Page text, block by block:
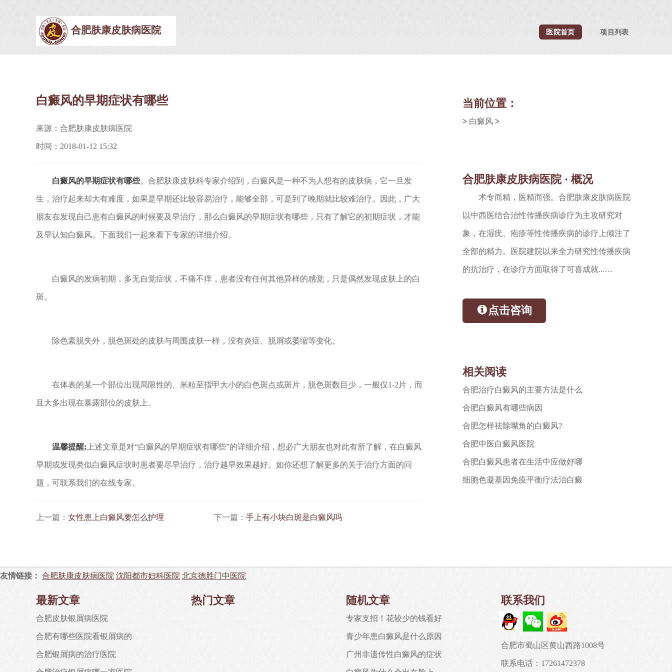
合肥肤康皮肤病医院 医院首页 项目列表
白癜风的早期症状有哪些
来源：合肥肤康皮肤病医院
时间：2018-01-12 15:32
白癜风的早期症状有哪些。合肥肤康皮肤科专家介绍到，白癜风是一种不为人想有的皮肤病，它一旦发
生，治疗起来却大有难度，如果是早期还比较容易治疗，能够全部，可是到了晚期就比较难治疗。因此，广大
朋友在发现自己患有白癜风的时候要及早治疗，那么白癜风的早期症状有哪些，只有了解它的初期症状，才能
及早认知白癜风。下面我们一起来看下专家的详细介绍。
白癜风的发病初期，多无自觉症状，不痛不痒，患者没有任何其他异样的感觉，只是偶然发现皮肤上的白
斑。
除色素脱失外，脱色斑处的皮肤与周围皮肤一样，没有炎症、脱屑或萎缩等变化。
在体表的某一个部位出现局限性的、米粒至指甲大小的白色斑点或斑片，脱色斑数目少，一般仅1-2片，而
且大多出现在暴露部位的皮肤上。
温馨提醒; 上述文章是对“白癜风的早期症状有哪些”的详细介绍，想必广大朋友也对此有所了解，在白癜风
早期或发现类似白癜风症状时患者要尽早治疗，治疗越早效果越好。如你还想了解更多的关于治疗方面的问
题，可联系我们的在线专家。
上一篇： 女性患上白癜风要怎么护理 下一篇： 手上有小块白斑是白癜风吗
当前位置：
> 白癜风 >
合肥肤康皮肤病医院 · 概况
术专而精，医精而强。合肥肤康皮肤病医院
以中西医结合治性传播疾病诊疗为主攻研究对
象，在湿疣、疱疹等性传播疾病的诊疗上倾注了
全部的精力。医院建院以来全力研究性传播疾病
的抗治疗，在诊疗方面取得了可喜成就...…
点击咨询
相关阅读
合肥治疗白癜风的主要方法是什么
合肥白癜风有哪些病因
合肥怎样祛除嘴角的白癜风?
合肥中医白癜风医院
合肥白癜风患者在生活中应做好哪
细胞色凝基因免疫平衡疗法治白癜
友情链接： 合肥肤康皮肤病医院沈阳都市妇科医院北京德胜门中医院
最新文章
合肥皮肤银屑病医院
合肥有哪些医院看银屑病的
合肥银屑病的治疗医院
热门文章 随机文章
专家支招！花较少的钱看好
青少年患白癜风是什么原因
广州非遗传性白癜风的症状
联系我们
合肥市蜀山区黄山西路1008号
联系电话：17261472378